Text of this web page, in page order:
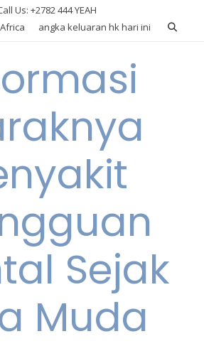
Us: +2782 444 YEAH
angka keluaran hk hari ini
Sejak
Muda